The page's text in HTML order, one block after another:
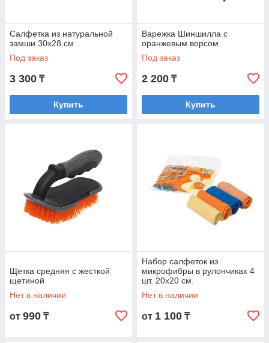
Салфетка из натуральной
замши 30x28 см
Под заказ
3 300 ₸
Купить
Варежка Шиншилла с
оранжевым ворсом
Под заказ
2 200 ₸
Купить
Щетка средняя с жесткой
щетиной
Нет в наличии
от 990 ₸
Набор салфеток из
микрофибры в рулончиках 4
шт. 20х20 см.
Нет в наличии
от 1 100 ₸